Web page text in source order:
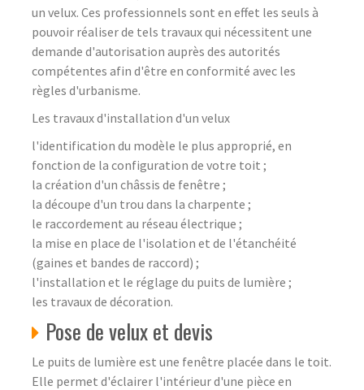
un velux. Ces professionnels sont en effet les seuls à
pouvoir réaliser de tels travaux qui nécessitent une
demande d'autorisation auprès des autorités
compétentes afin d'être en conformité avec les
règles d'urbanisme.
Les travaux d'installation d'un velux
l'identification du modèle le plus approprié, en
fonction de la configuration de votre toit ;
la création d'un châssis de fenêtre ;
la découpe d'un trou dans la charpente ;
le raccordement au réseau électrique ;
la mise en place de l'isolation et de l'étanchéité
(gaines et bandes de raccord) ;
l'installation et le réglage du puits de lumière ;
les travaux de décoration.
Pose de velux et devis
Le puits de lumière est une fenêtre placée dans le toit.
Elle permet d'éclairer l'intérieur d'une pièce en